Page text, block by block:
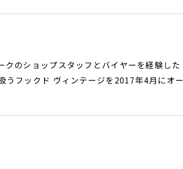
のショップスタッフとバイヤーを経験した
うフックド ヴィンテージを2017年4月にオー